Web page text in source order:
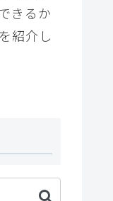
きるか
紹介し